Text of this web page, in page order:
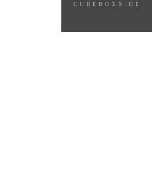
CUBEBOXX.DE